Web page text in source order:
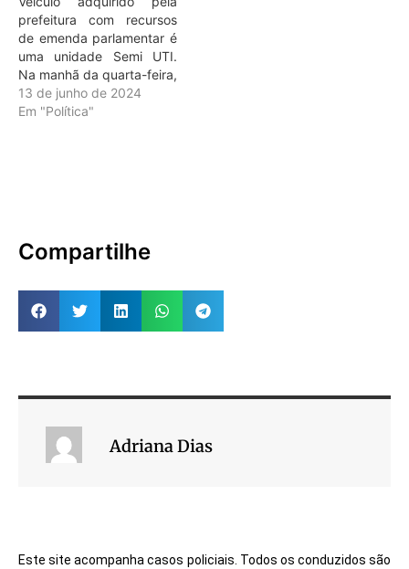
prefeitura com recursos
de emenda parlamentar é
uma unidade Semi UTI.
Na manhã da quarta-feira,
12, o deputado Delegado
Camargo (Republicanos)
emenda parlamentar…
13 de junho de 2024
Em "Política"
Compartilhe
Adriana Dias
Este site acompanha casos policiais. Todos os conduzidos são